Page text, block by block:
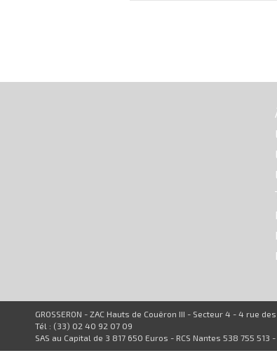
GROSSERON - ZAC Hauts de Couëron III - Secteur 4 - 4 rue
Tél : (33) 02 40 92 07 09
SAS au Capital de 3 817 650 Euros - RCS Nantes 538 755